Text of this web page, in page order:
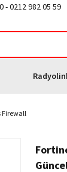
- 0212 982 05 59
Firewall